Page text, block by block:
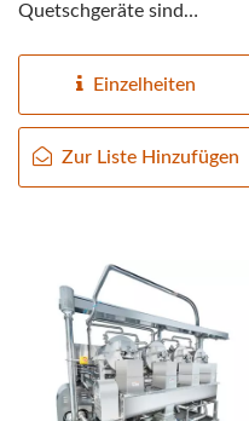
PREIS
Quetschgeräte sind
bei denen...Einzelheiten
Zur Liste Hinzufügen